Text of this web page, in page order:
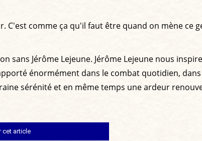
comme ça qu'il faut être quand on mène ce
sans Jérôme Lejeune. Jérôme Lejeune nous
énormément dans le combat quotidien,
sérénité et en même temps une ardeur
cet article